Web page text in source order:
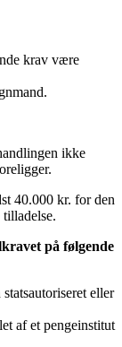
krav være
ikke
40.000 kr. for den
på følgende
eller
af et pengeinstitut